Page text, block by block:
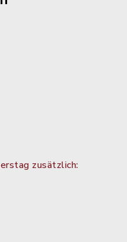
zusätzlich: